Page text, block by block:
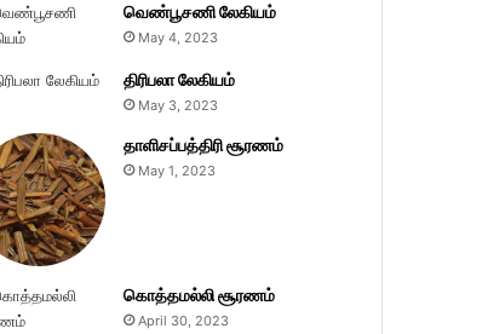
வெண்பூசணி லேகியம்
May 4, 2023
திரிபலா லேகியம்
May 3, 2023
தாளிசப்பத்திரி சூரணம்
May 1, 2023
கொத்தமல்லி சூரணம்
April 30, 2023